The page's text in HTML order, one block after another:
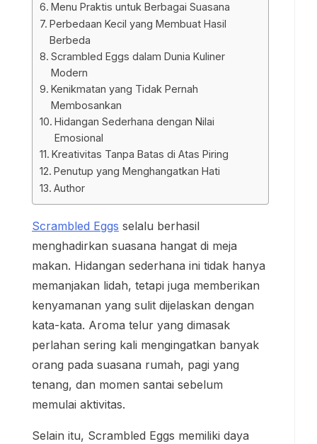
Menu Praktis untuk Berbagai Suasana
Perbedaan Kecil yang Membuat Hasil
Berbeda
Scrambled Eggs dalam Dunia Kuliner
Modern
Kenikmatan yang Tidak Pernah
Membosankan
Hidangan Sederhana dengan Nilai
Emosional
Kreativitas Tanpa Batas di Atas Piring
Penutup yang Menghangatkan Hati
Author
Scrambled Eggs selalu berhasil
menghadirkan suasana hangat di meja
makan. Hidangan sederhana ini tidak hanya
memanjakan lidah, tetapi juga memberikan
kenyamanan yang sulit dijelaskan dengan
kata-kata. Aroma telur yang dimasak
perlahan sering kali mengingatkan banyak
orang pada suasana rumah, pagi yang
tenang, dan momen santai sebelum
memulai aktivitas.
Selain itu, Scrambled Eggs memiliki daya